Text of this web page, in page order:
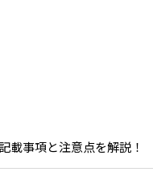
載事項と注意点を解説！